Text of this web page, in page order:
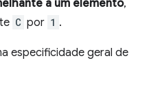
a um elemento,
C por 1 .
especificidade geral de